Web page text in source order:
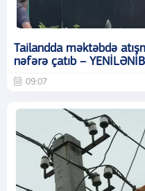
Tailandda məktəbdə
nəfərə çatıb – YENİLƏNİB
09:07